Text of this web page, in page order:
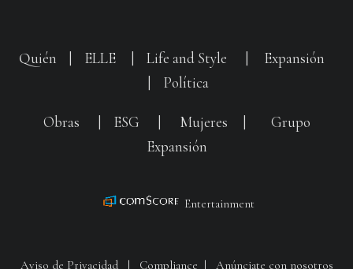
Quién ELLE Life and Style
Expansión
Política
Obras ESG Mujeres
Grupo
Expansión
Entertainment
Aviso de Privacidad| Compliance Anúnciate con nosotros